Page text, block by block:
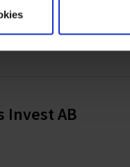
Invest AB